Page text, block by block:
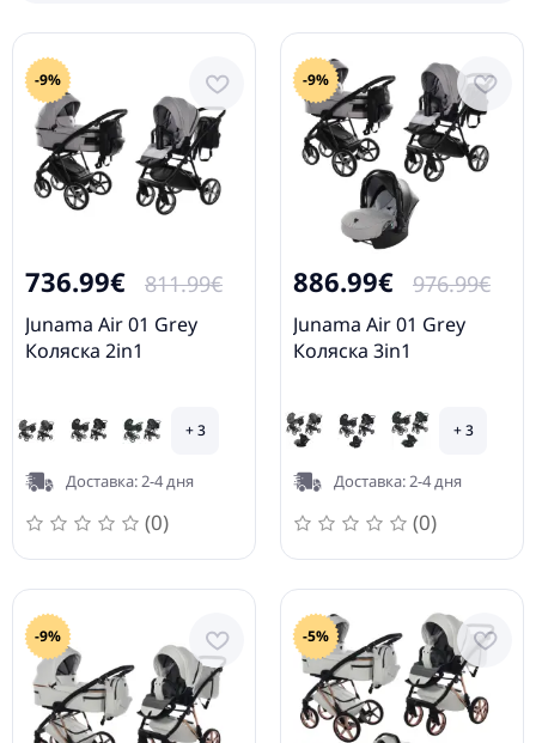
-9%
736.99€ 811.99€
Junama Air 01 Grey
Коляска 2in1
+ 3
Доставка: 2-4 дня
(0)
-9%
886.99€ 976.99€
Junama Air 01 Grey
Коляска 3in1
+ 3
Доставка: 2-4 дня
(0)
-9% -5%